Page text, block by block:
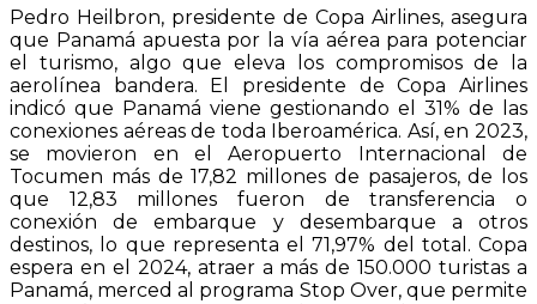
Pedro Heilbron, presidente de Copa Airlines, asegura
que Panamá apuesta por la vía aérea para potenciar
el turismo, algo que eleva los compromisos de la
aerolínea bandera. El presidente de Copa Airlines
indicó que Panamá viene gestionando el 31% de las
conexiones aéreas de toda Iberoamérica. Así, en 2023,
se movieron en el Aeropuerto Internacional de
Tocumen más de 17,82 millones de pasajeros, de los
que 12,83 millones fueron de transferencia o
conexión de embarque y desembarque a otros
destinos, lo que representa el 71,97% del total. Copa
espera en el 2024, atraer a más de 150.000 turistas a
Panamá, merced al programa Stop Over, que permite